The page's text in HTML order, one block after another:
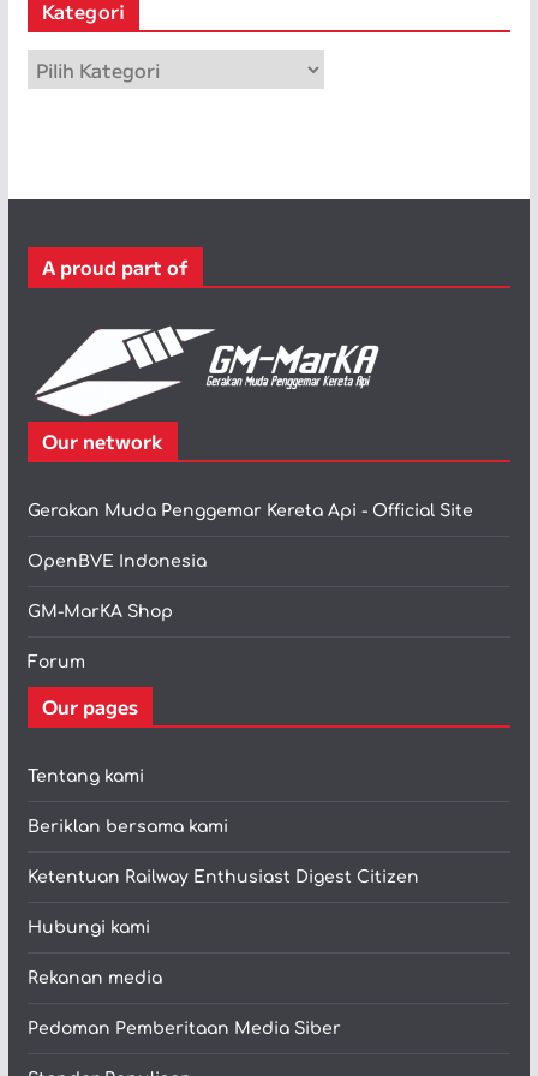
p
Kategori
a
r
A proud part of
Our network
Gerakan Muda Penggemar Kereta Api - Official Site
OpenBVE Indonesia
GM-MarKA Shop
Forum
Our pages
Tentang kami
Beriklan bersama kami
Ketentuan Railway Enthusiast Digest Citizen
Hubungi kami
Rekanan media
Pedoman Pemberitaan Media Siber